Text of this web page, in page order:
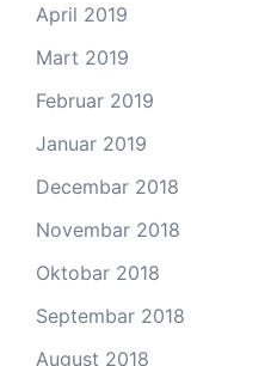
April 2019
Mart 2019
Februar 2019
Januar 2019
Decembar 2018
Novembar 2018
Oktobar 2018
Septembar 2018
August 2018